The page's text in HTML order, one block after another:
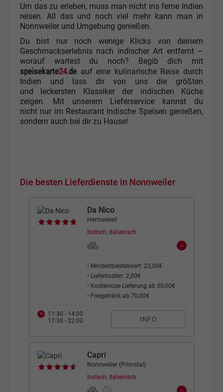
Um das zu erleben, muss man nicht ins ferne Indien
reisen. All das und noch viel mehr kann man in
Nonnweiler und Umgebung genießen.
Du bist nur noch wenige Klicks von deinem
Geschmackserlebnis nach indischer Art entfernt –
worauf wartest du noch? Begib dich mit
speisekarte24.de auf eine kulinarische Reise durch
Indien und lass dir von uns die größten
und leckersten Klassiker der indischen Küche
zeigen. Mit unserem Lieferservice kannst du
nicht nur im Restaurant indische Speisen genießen,
sondern auch bei dir zu Hause!
Die besten Lieferdienste in Nonnweiler
Da Nico
Hermeskeil
Indisch, Italienisch
• Mindestbestellwert: 22,00€
• Lieferkosten: 2,00€
• Kostenlose Lieferung ab 30,00€
• Freigetränk ab 70,00€
11:30 - 14:00
17:30 - 22:00
INFO
Capri
Nonnweiler (Primstal)
Indisch, Italienisch